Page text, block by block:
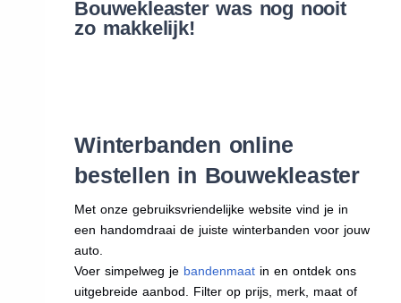
Bouwekleaster was nog nooit
zo makkelijk!
Winterbanden online
bestellen in Bouwekleaster
Met onze gebruiksvriendelijke website vind je in
een handomdraai de juiste winterbanden voor jouw
auto.
Voer simpelweg je bandenmaat in en ontdek ons
uitgebreide aanbod. Filter op prijs, merk, maat of